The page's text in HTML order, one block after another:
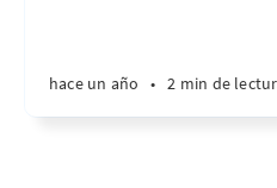
hace un año • 2 min de